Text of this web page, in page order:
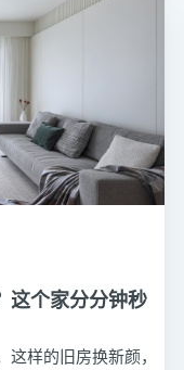
这个家分分钟秒
样的旧房换新颜，